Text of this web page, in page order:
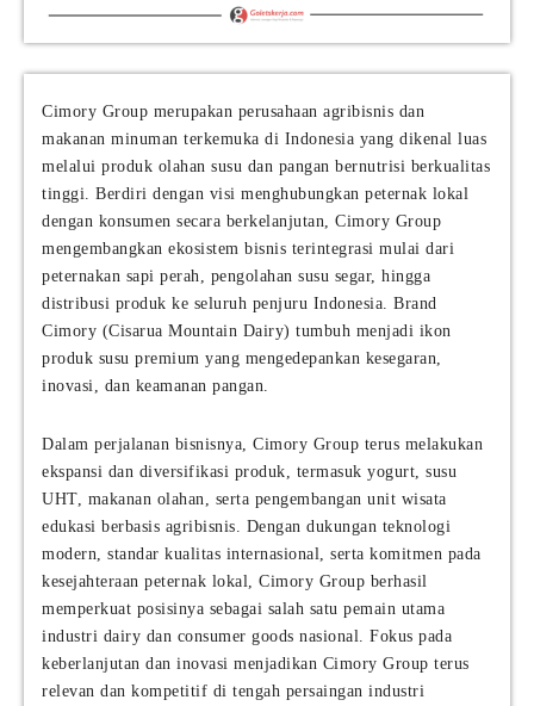
Cimory Group merupakan perusahaan agribisnis dan
makanan minuman terkemuka di Indonesia yang dikenal luas
melalui produk olahan susu dan pangan bernutrisi berkualitas
tinggi. Berdiri dengan visi menghubungkan peternak lokal
dengan konsumen secara berkelanjutan, Cimory Group
mengembangkan ekosistem bisnis terintegrasi mulai dari
peternakan sapi perah, pengolahan susu segar, hingga
distribusi produk ke seluruh penjuru Indonesia. Brand
Cimory (Cisarua Mountain Dairy) tumbuh menjadi ikon
produk susu premium yang mengedepankan kesegaran,
inovasi, dan keamanan pangan.
Dalam perjalanan bisnisnya, Cimory Group terus melakukan
ekspansi dan diversifikasi produk, termasuk yogurt, susu
UHT, makanan olahan, serta pengembangan unit wisata
edukasi berbasis agribisnis. Dengan dukungan teknologi
modern, standar kualitas internasional, serta komitmen pada
kesejahteraan peternak lokal, Cimory Group berhasil
memperkuat posisinya sebagai salah satu pemain utama
industri dairy dan consumer goods nasional. Fokus pada
keberlanjutan dan inovasi menjadikan Cimory Group terus
relevan dan kompetitif di tengah persaingan industri